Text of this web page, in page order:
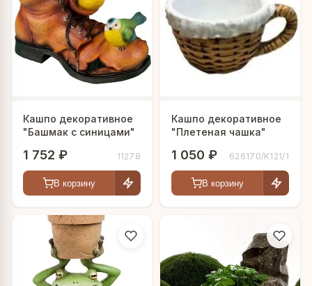
Кашпо декоративное
"Башмак с синицами"
1 752 ₽ 11278
В корзину
Кашпо декоративное
"Плетеная чашка"
1 050 ₽ 626170/K121/1
В корзину